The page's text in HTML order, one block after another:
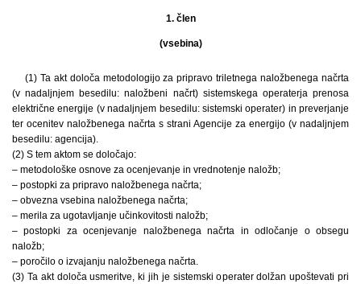
1. člen
(vsebina)
(1) Ta akt določa metodologijo za pripravo triletnega naložbenega načrta
(v nadaljnjem besedilu: naložbeni načrt) sistemskega operaterja prenosa
električne energije (v nadaljnjem besedilu: sistemski operater) in preverjanje
ter ocenitev naložbenega načrta s strani Agencije za energijo (v nadaljnjem
besedilu: agencija).
(2) S tem aktom se določajo:
– metodološke osnove za ocenjevanje in vrednotenje naložb;
– postopki za pripravo naložbenega načrta;
– obvezna vsebina naložbenega načrta;
– merila za ugotavljanje učinkovitosti naložb;
– postopki za ocenjevanje naložbenega načrta in odločanje o obsegu
naložb;
– poročilo o izvajanju naložbenega načrta.
(3) Ta akt določa usmeritve, ki jih je sistemski operater dolžan upoštevati pri